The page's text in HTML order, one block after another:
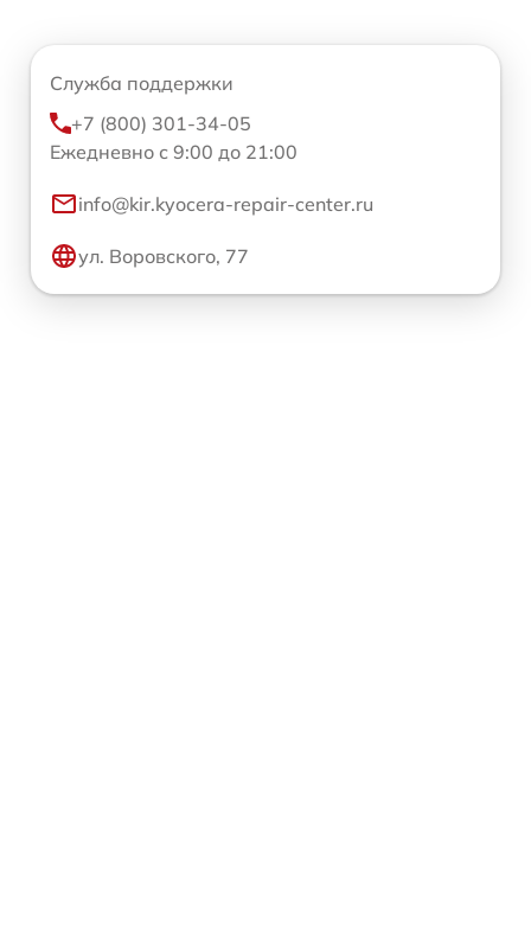
Служба поддержки
+7 (800) 301-34-05
Ежедневно с 9:00 до 21:00
info@kir.kyocera-repair-center.ru
ул. Воровского, 77